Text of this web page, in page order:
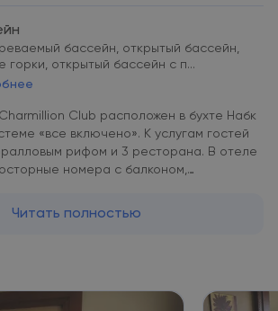
бассейн, открытый бассейн,
горки, открытый бассейн с п...
Club расположен в бухте Набк
«все включено». К услугам гостей
рифом и 3 ресторана. В отеле
номера с балконом,
Charmillion Club оснащены
в главном ресторане с
системе «шведский стол». В ресторане
Читать полностью